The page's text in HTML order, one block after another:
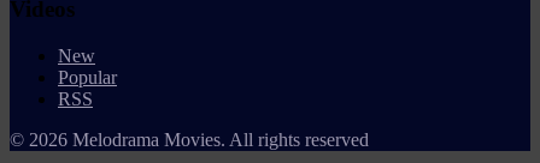
Videos
New
Popular
RSS
© 2026 Melodrama Movies. All rights reserved